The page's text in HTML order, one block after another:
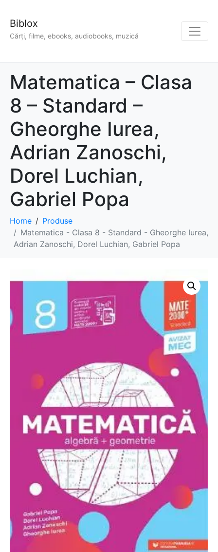
Biblox
Cărți, filme, ebooks, audiobooks, muzică
Matematica – Clasa
8 – Standard –
Gheorghe Iurea,
Adrian Zanoschi,
Dorel Luchian,
Gabriel Popa
Home
Produse
Matematica - Clasa 8 - Standard - Gheorghe Iurea,
Adrian Zanoschi, Dorel Luchian, Gabriel Popa